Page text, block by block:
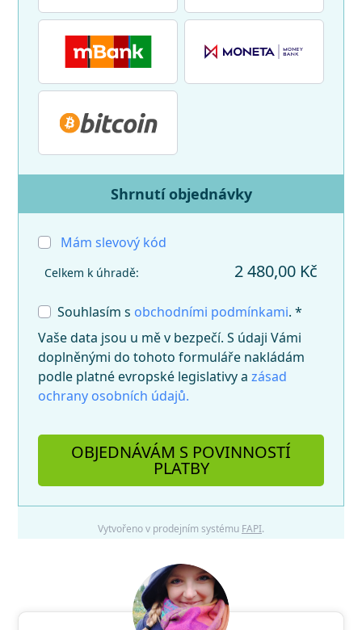
Shrnutí objednávky
Mám slevový kód
Celkem k úhradě: 2 480,00 Kč
Souhlasím s obchodními podmínkami. *
Vaše data jsou u mě v bezpečí. S údaji Vámi
doplněnými do tohoto formuláře nakládám
podle platné evropské legislativy azásad
ochrany osobních údajů.
OBJEDNÁVÁM S POVINNOSTÍ
PLATBY
Vytvořeno v prodejním systému FAPI.